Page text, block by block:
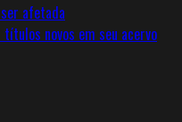
afetada
novos em seu acervo